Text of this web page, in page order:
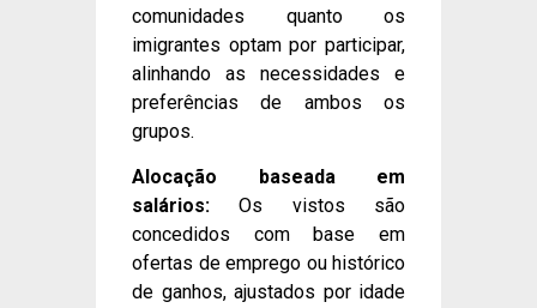
comunidades quanto os
imigrantes optam por participar,
alinhando as necessidades e
preferências de ambos os
grupos.
Alocação baseada em
salários: Os vistos são
concedidos com base em
ofertas de emprego ou histórico
de ganhos, ajustados por idade